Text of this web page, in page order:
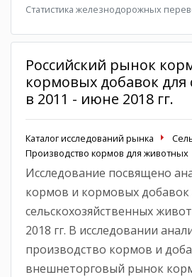
Статистика железнодорожных
Российский рынок
кормовых добавок
в 2011 - июне 2018 гг.
Каталог исследований рынка
Производство кормов для животных
Исследование посвящено
кормов и кормовых добавок
сельскохозяйственных
2018 гг. В исследовании
производство кормов и
внешнеторговый рынок